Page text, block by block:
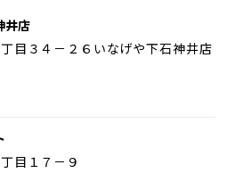
井店
目３４－２６いなげや下石神井店
目１７－９